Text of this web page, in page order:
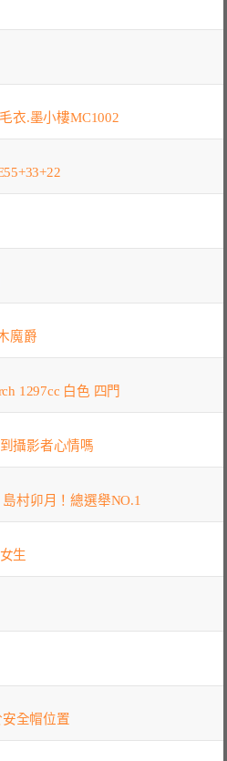
衣.墨小樓MC1002
魔爵
1297cc 白色 四門
攝影者心情嗎
村卯月！總選舉NO.1
生
全帽位置